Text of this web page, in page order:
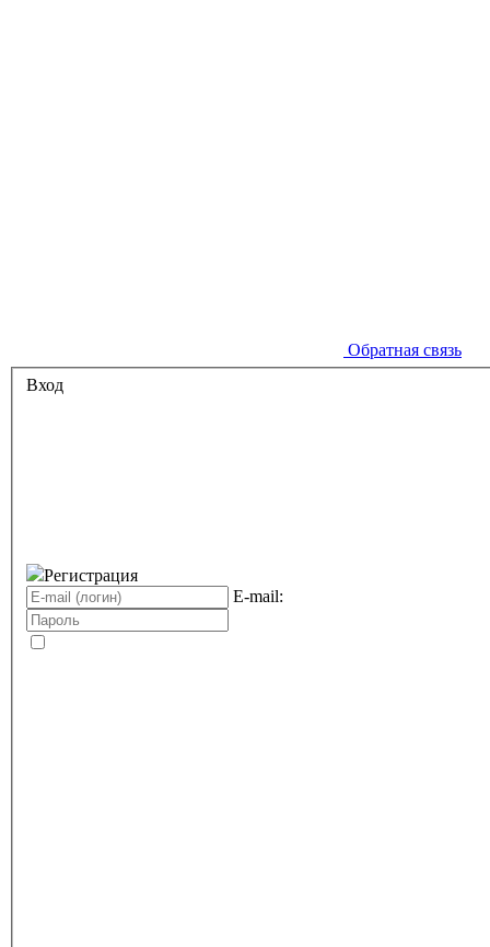
Обратная связь
Вход
Регистрация
E-mail: